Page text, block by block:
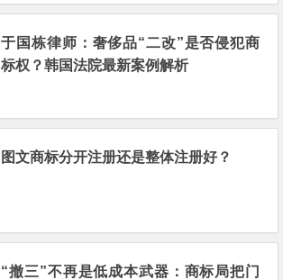
于国栋律师：奢侈品“二改”是否侵犯商
标权？韩国法院最新案例解析
图文商标分开注册还是整体注册好？
“撤三”不再是低成本武器：商标局把门